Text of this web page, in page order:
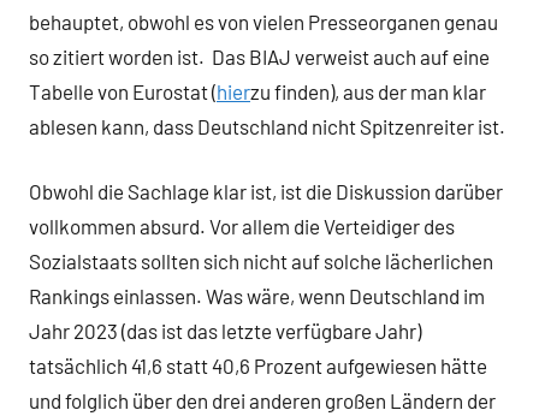
behauptet, obwohl es von vielen Presseorganen genau
so zitiert worden ist. Das BIAJ verweist auch auf eine
Tabelle von Eurostat (hierzu finden), aus der man klar
ablesen kann, dass Deutschland nicht Spitzenreiter ist.
Obwohl die Sachlage klar ist, ist die Diskussion darüber
vollkommen absurd. Vor allem die Verteidiger des
Sozialstaats sollten sich nicht auf solche lächerlichen
Rankings einlassen. Was wäre, wenn Deutschland im
Jahr 2023 (das ist das letzte verfügbare Jahr)
tatsächlich 41,6 statt 40,6 Prozent aufgewiesen hätte
und folglich über den drei anderen großen Ländern der